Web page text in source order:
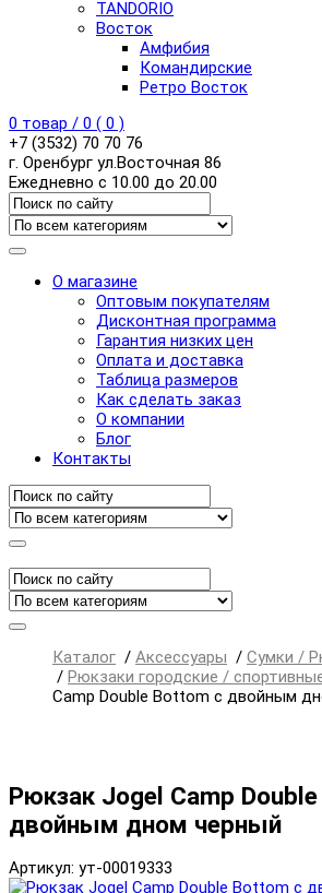
TANDORIO
Восток
Амфибия
Командирские
Ретро Восток
0 товар / 0 ( 0 )
+7 (3532) 70 70 76
г. Оренбург ул.Восточная 86
Ежедневно с 10.00 до 20.00
О магазине
Оптовым покупателям
Дисконтная программа
Гарантия низких цен
Оплата и доставка
Таблица размеров
Как сделать заказ
О компании
Блог
Контакты
Каталог / Аксессуары / Сумки /
/ Рюкзаки городские /
Camp Double Bottom с двойным
Рюкзак Jogel Camp
двойным дном черный
Артикул: ут-00019333